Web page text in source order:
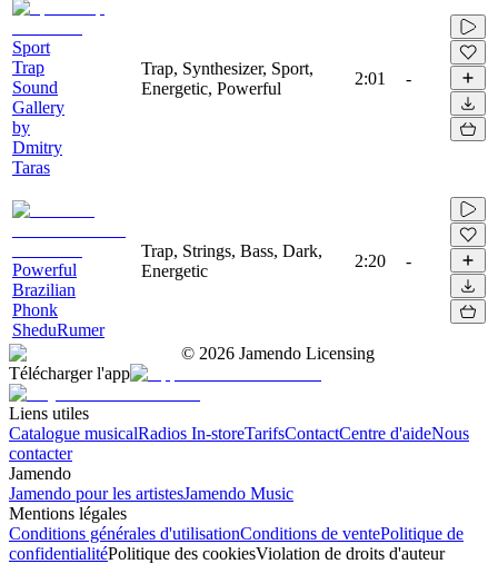
Sport
Trap
Sound
Gallery
by
Dmitry
Taras
Trap, Synthesizer, Sport,
Energetic, Powerful
2:01 -
Powerful
Brazilian
Phonk
SheduRumer
Trap, Strings, Bass, Dark,
Energetic
2:20 -
© 2026 Jamendo Licensing
Télécharger l'app
Liens utiles
Catalogue musicalRadios In-storeTarifsContactCentre d'aideNous
contacter
Jamendo
Jamendo pour les artistesJamendo Music
Mentions légales
Conditions générales d'utilisationConditions de ventePolitique de
confidentialitéPolitique des cookiesViolation de droits d'auteur